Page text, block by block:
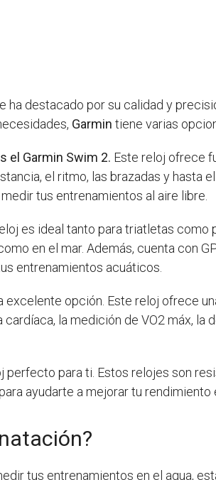
destacado por su calidad y
Garmin tiene varias
el Garmin Swim 2. Este reloj ofrece
el ritmo, las brazadas y hasta
tus entrenamientos al aire libre.
es ideal tanto para triatletas como
en el mar. Además, cuenta con
entrenamientos acuáticos.
excelente opción. Este reloj ofrece
la medición de VO2 máx, la
perfecto para ti. Estos relojes son
ayudarte a mejorar tu rendimiento
tus entrenamientos en el agua,